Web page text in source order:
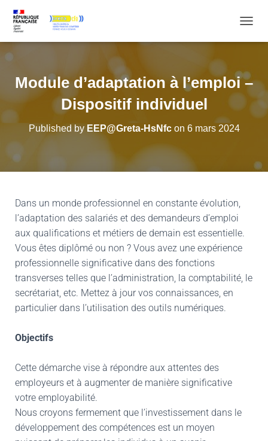
Module d’adaptation à l’emploi –
Dispositif individuel
Published byEEP@Greta-HsNfcon 6 mars 2024
Dans un monde professionnel en constante évolution,
l’adaptation des salariés et des demandeurs d’emploi
aux qualifications et métiers de demain est essentielle.
Vous êtes diplômé ou non ? Vous avez une expérience
professionnelle significative dans des fonctions
transverses telles que l’administration, la comptabilité, le
secrétariat, etc. Mettez à jour vos connaissances, en
particulier dans l’utilisation des outils numériques.
Objectifs
Cette démarche vise à répondre aux attentes des
employeurs et à augmenter de manière significative
votre employabilité.
Nous croyons fermement que l’investissement dans le
développement des compétences est un moyen